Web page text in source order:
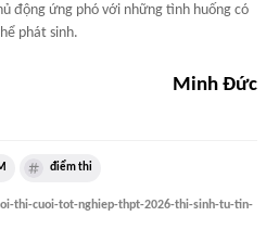
động ứng phó với những tình huống có
phát sinh.
Minh Đức
điểm thi
thi-cuoi-tot-nghiep-thpt-2026-thi-sinh-tu-tin-